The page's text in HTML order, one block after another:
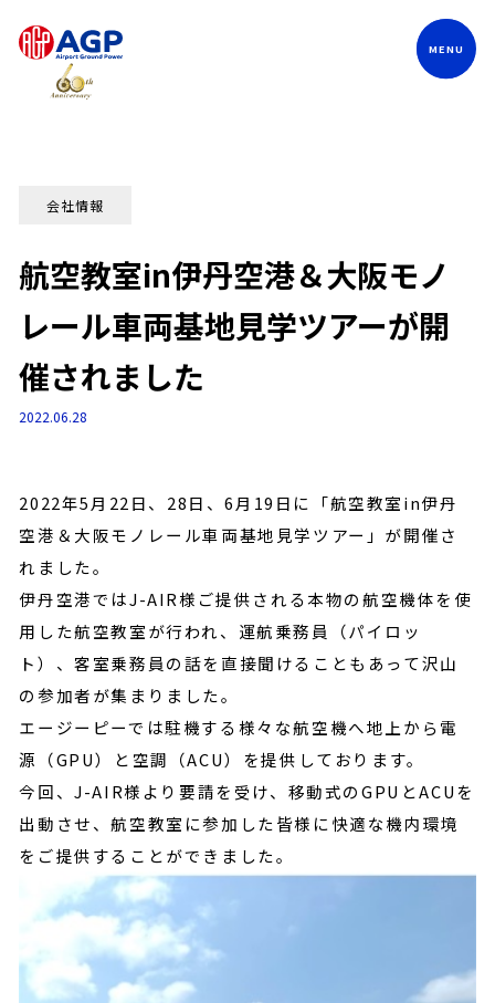
会社情報
航空教室in伊丹空港＆大阪モノ
レール車両基地見学ツアーが開
催されました
2022.06.28
2022年5月22日、28日、6月19日に「航空教室in伊丹
空港＆大阪モノレール車両基地見学ツアー」が開催さ
れました。
伊丹空港ではJ-AIR様ご提供される本物の航空機体を使
用した航空教室が行われ、運航乗務員（パイロッ
ト）、客室乗務員の話を直接聞けることもあって沢山
の参加者が集まりました。
エージーピーでは駐機する様々な航空機へ地上から電
源（GPU）と空調（ACU）を提供しております。
今回、J-AIR様より要請を受け、移動式のGPUとACUを
出動させ、航空教室に参加した皆様に快適な機内環境
をご提供することができました。